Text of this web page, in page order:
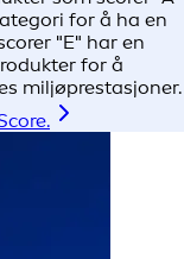
for å ha en
"E" har en
for å
miljøprestasjoner.